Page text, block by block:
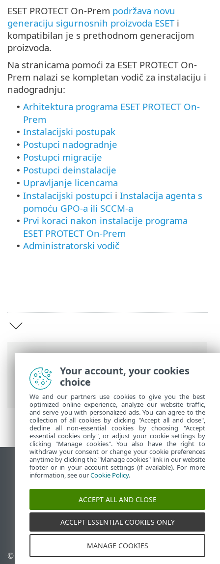
ESET-ova online pomoć > ESET PROTECT
On-Prem
Uvod
ESET PROTECT On-Prem podržava novu
generaciju sigurnosnih proizvoda ESETi
kompatibilan je s prethodnom generacijom
proizvoda.
Na stranicama pomoći za ESET PROTECT On-
Prem nalazi se kompletan vodič za instalaciju i
nadogradnju:
• Arhitektura programa ESET PROTECT On-
Prem
• Instalacijski postupak
• Postupci nadogradnje
• Postupci migracije
• Postupci deinstalacije
• Upravljanje licencama
• Instalacijski postupci i Instalacija agenta s
pomoću GPO-a ili SCCM-a
• Prvi koraci nakon instalacije programa
ESET PROTECT On-Prem
• Administratorski vodič
Prikaži stranicu za radnu površinu
End of Life
ESET-ova baza znanja
ESET Status Portal
Regionalna podrška
© 1992 - 2026 ESET, spol. s
Upravljanje kolačićima
Your account, your cookies
choice
We and our partners use cookies to give you the best
optimized online experience, analyze our website traffic,
and serve you with personalized ads. You can agree to the
collection of all cookies by clicking "Accept all and close",
decline all non-essential cookies by choosing "Accept
essential cookies only", or adjust your cookie settings by
clicking "Manage cookies". You also have the right to
withdraw your consent or change your cookie preferences
anytime by clicking the "Manage cookies" link in our website
footer or in your account settings (if available). For more
information, see ourCookie Policy.
ACCEPT ALL AND CLOSE
ACCEPT ESSENTIAL COOKIES ONLY
MANAGE COOKIES